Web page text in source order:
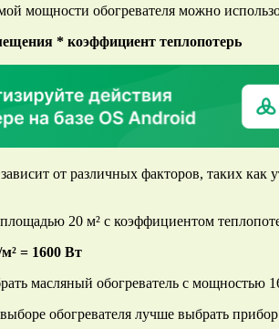
мощности обогревателя можно
* коэффициент теплопотерь
от различных факторов, таких
20 м² с коэффициентом
= 1600 Вт
масляный обогреватель с мощностью
обогревателя лучше выбрать